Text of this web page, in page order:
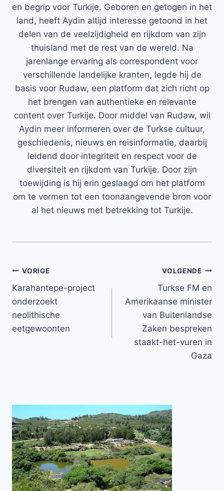
en begrip voor Turkije. Geboren en getogen in het
land, heeft Aydin altijd interesse getoond in het
delen van de veelzijdigheid en rijkdom van zijn
thuisland met de rest van de wereld. Na
jarenlange ervaring als correspondent voor
verschillende landelijke kranten, legde hij de
basis voor Rudaw, een platform dat zich richt op
het brengen van authentieke en relevante
content over Turkije. Door middel van Rudaw, wil
Aydin meer informeren over de Turkse cultuur,
geschiedenis, nieuws en reisinformatie, daarbij
leidend door integriteit en respect voor de
diversiteit en rijkdom van Turkije. Door zijn
toewijding is hij erin geslaagd om het platform
om te vormen tot een toonaangevende bron voor
al het nieuws met betrekking tot Turkije.
Bericht
navigatie
VORIGE
Karahantepe-project
onderzoekt
neolithische
eetgewoonten
VOLGENDE
Turkse FM en
Amerikaanse minister
van Buitenlandse
Zaken bespreken
staakt-het-vuren in
Gaza